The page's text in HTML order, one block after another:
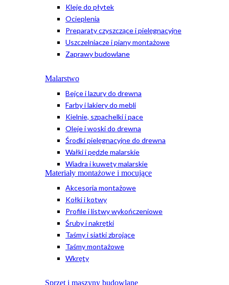
Kleje do płytek
Ocieplenia
Preparaty czyszczące i pielęgnacyjne
Uszczelniacze i piany montażowe
Zaprawy budowlane
Malarstwo
Bejce i lazury do drewna
Farby i lakiery do mebli
Kielnie, szpachelki i pace
Oleje i woski do drewna
Środki pielęgnacyjne do drewna
Wałki i pędzle malarskie
Wiadra i kuwety malarskie
Materiały montażowe i mocujące
Akcesoria montażowe
Kołki i kotwy
Profile i listwy wykończeniowe
Śruby i nakrętki
Taśmy i siatki zbrojące
Taśmy montażowe
Wkręty
Sprzęt i maszyny budowlane